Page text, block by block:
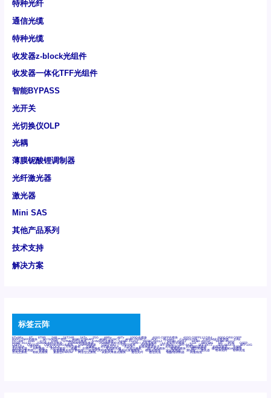
特种光纤
通信光缆
特种光缆
收发器z-block光组件
收发器一体化TFF光组件
智能BYPASS
光开关
光切换仪OLP
光耦
薄膜铌酸锂调制器
光纤激光器
激光器
Mini SAS
其他产品系列
技术支持
解决方案
标签云阵
6Tx6Rx 8T 8T8R 24R 24T24R 24Tx 25G 48Rx 48Tx 100G光模块 400G OSFP光模块 400G QSFP112 DR4 800G DR8 OSFP
800G OSFP光模块 AD7606国产替代 AFBR-57B4APZ AFBR-1528CZ AFBR-2528CZ AOC Bypass Camera Link CWDM波分复用器 DAS
DC~4M DSS DTS DVS GYMB光纤连接器 GYM光纤连接器 HFBR-1531Z HFBR-2531Z HFBR-4501Z HFBR-4503Z HFBR-4511Z
HFBR-4513Z J599A6光纤连接器 J599A8光电连接器 J599MT光纤连接器 J599Ⅰ光电连接器 LC超短型光模块 LGA Mini SAS MT POB QSFP
QSFP+ QSFP28 QSFP28 100G光模块 QSFP28笼座 QSFP 40G QSFP笼座 RP连接器 SFF-8431 SFF-8436 SFF-8472 SFF-8654 4i SFP 10G
SFP MSA SFP笼座 Z-BLOCK 万兆交换机 交换机 光切换仪OLP 光开关 光模块笼子座子 光电探测器 光电编码器模块 光电连接器 光端机
光纤激光器 光纤跳线 光纤连接器 光耦 全国产交换机 军品级光耦 千兆交换机 国产化光模块 射频光模块 微型光模块 微型可插拔BGA光模块
微型波分复用器 探测器 收发模块光学引擎组件 机架式光纤收发器 模拟光发射模块 模拟光器件 波分复用器 测试版 激光器 特种光纤 特种光缆
百兆交换机 相机光模块 紧凑型DWDM 网管型交换机 表贴式单路光模块 通信光纤 通信光缆 铌酸锂调制器 高速线缆